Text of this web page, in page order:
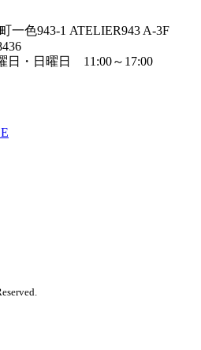
一色943-1 ATELIER943 A-3F
日・日曜日 11:00～17:00